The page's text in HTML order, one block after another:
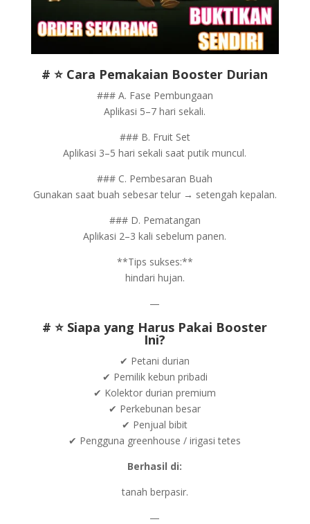
# ⭐ Cara Pemakaian Booster Durian
### A. Fase Pembungaan
Aplikasi 5–7 hari sekali.
### B. Fruit Set
Aplikasi 3–5 hari sekali saat putik muncul.
### C. Pembesaran Buah
Gunakan saat buah sebesar telur → setengah kepalan.
### D. Pematangan
Aplikasi 2–3 kali sebelum panen.
**Tips sukses:**
hindari hujan.
—
# ⭐ Siapa yang Harus Pakai Booster
Ini?
✔ Petani durian
✔ Pemilik kebun pribadi
✔ Kolektor durian premium
✔ Perkebunan besar
✔ Penjual bibit
✔ Pengguna greenhouse / irigasi tetes
Berhasil di:
tanah berpasir.
—